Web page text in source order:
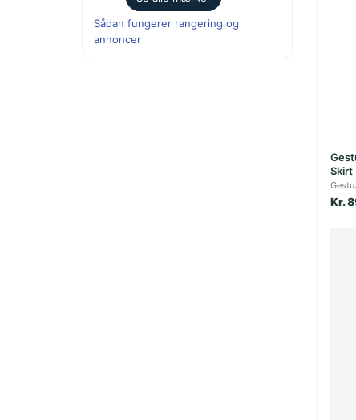
Sådan fungerer rangering og
annoncer
Skirt
Kr.